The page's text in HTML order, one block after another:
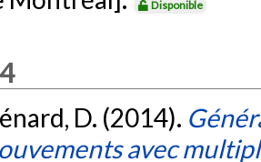
Disponible
D. (2014).
avec